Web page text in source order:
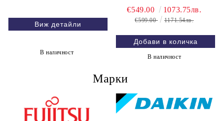
Виж детайли
В наличност
€549.00
1073.75лв.
€599.00 1171.54лв.
В наличност
Марки